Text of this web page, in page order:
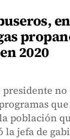
2020
presidente
población
la jefa de